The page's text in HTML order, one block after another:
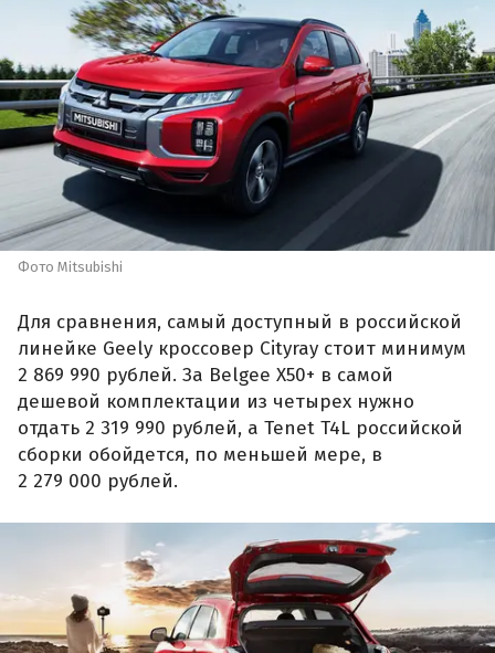
Фото Mitsubishi
Для сравнения, самый доступный в российской
линейке Geely кроссовер Cityray стоит минимум
2 869 990 рублей. За Belgee X50+ в самой
дешевой комплектации из четырех нужно
отдать 2 319 990 рублей, а Tenet T4L российской
сборки обойдется, по меньшей мере, в
2 279 000 рублей.